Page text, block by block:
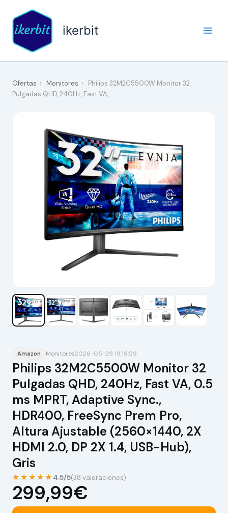
contenido
ikerbit
Ofertas › Monitores ›
Philips 32M2C5500W Monitor 32
Pulgadas QHD, 240Hz, Fast VA, …
Amazon Monitores2026-05-29 19:18:59
Philips 32M2C5500W Monitor 32
Pulgadas QHD, 240Hz, Fast VA, 0.5
ms MPRT, Adaptive Sync.,
HDR400, FreeSync Prem Pro,
Altura Ajustable (2560×1440, 2X
HDMI 2.0, DP 2X 1.4, USB-Hub),
Gris
★★★★★ 4.5/5(38 valoraciones)
299,99€